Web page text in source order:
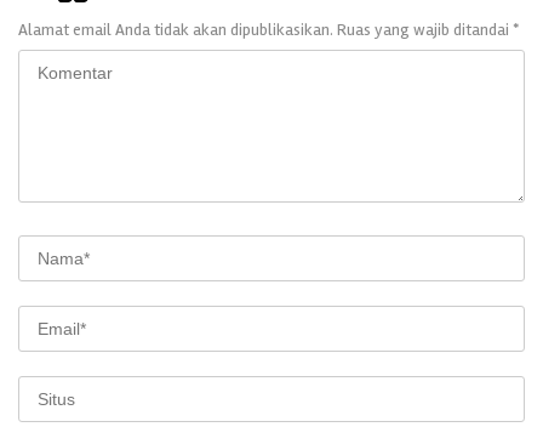
Alamat email Anda tidak akan dipublikasikan. Ruas yang wajib ditandai *